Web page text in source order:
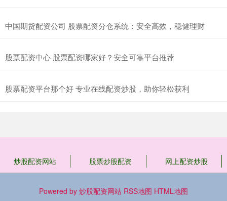
中国期货配资公司 股票配资分仓系统：安全高效，稳健理财
股票配资中心 股票配资哪家好？安全可靠平台推荐
股票配资平台那个好 专业在线配资炒股，助你轻松获利
炒股配资网站 股票炒股配资 网上配资炒股
Powered by 炒股配资网站 RSS地图 HTML地图